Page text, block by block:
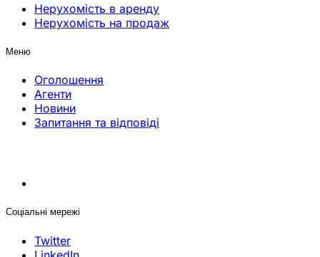
Нерухомість в аренду
Нерухомість на продаж
Меню
Оголошення
Агенти
Новини
Запитання та відповіді
Соціальні мережі
Twitter